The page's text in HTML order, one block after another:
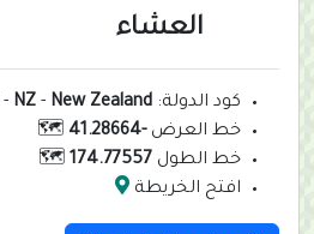
العشاء
كود الدولة: NZ - New Zealand
-
خط العرض-41.28664
🗺️
خط الطول 174.77557
🗺️
افتح الخريطة